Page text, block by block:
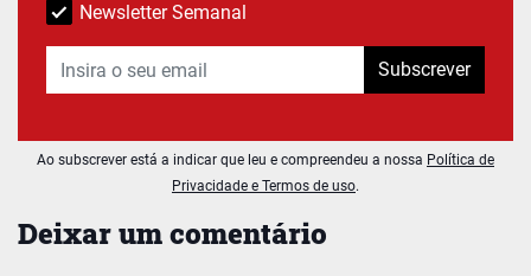
Deixar um comentário
Newsletter Semanal
Subscrever
Ao subscrever está a indicar que leu e compreendeu a nossa Política de
Privacidade e Termos de uso.